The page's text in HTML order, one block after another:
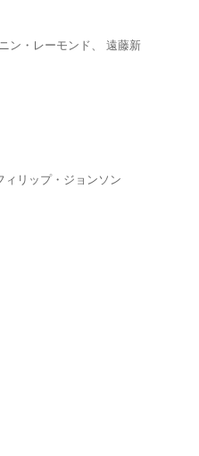
ン・レーモンド、 遠藤新
リップ・ジョンソン